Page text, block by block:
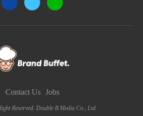
Contact Us Jobs
Reserved. Double B Media Co., Ltd.